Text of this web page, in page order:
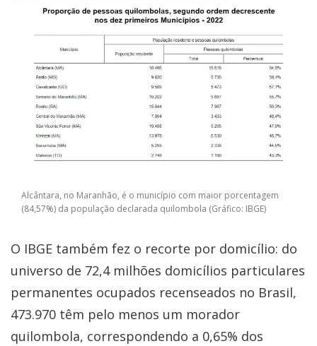
Alcântara, no Maranhão, é o município com maior porcentagem
(84,57%) da população declarada quilombola (Gráfico: IBGE)
O IBGE também fez o recorte por domicílio: do
universo de 72,4 milhões domicílios particulares
permanentes ocupados recenseados no Brasil,
473.970 têm pelo menos um morador
quilombola, correspondendo a 0,65% dos